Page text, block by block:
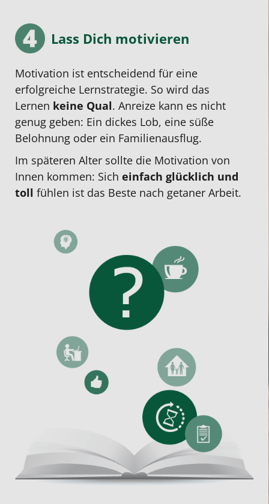
Lass Dich motivieren
Motivation ist entscheidend für eine
erfolgreiche Lernstrategie. So wird das
Lernen keine Qual. Anreize kann es nicht
genug geben: Ein dickes Lob, eine süße
Belohnung oder ein Familienausflug.
Im späteren Alter sollte die Motivation von
Innen kommen: Sich einfach glücklich und
toll fühlen ist das Beste nach getaner Arbeit.